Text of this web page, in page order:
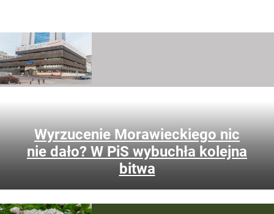
Wyrzucenie Morawieckiego nic
nie dało? W PiS wybuchła kolejna
bitwa
Co posadzić zamiast hortensji? Poznaj niewielkie krzewy,
które obficie i długo kwitną. Niektóre są łatwiejsze w uprawie
i świetne do małych ogrodów.